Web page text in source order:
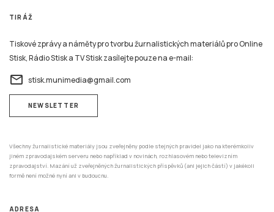
Tiskové zprávy a náměty pro tvorbu žurnalistických materiálů pro Online
email stisk.munimedia@gmail.com
NEWSLETTER
Všechny žurnalistické materiály jsou zveřejněny podle stejných pravidel jako na kterémkoliv
formě není možné nyní ani v budoucnu.
ADRESA
Katedra mediálních studií a žurnalistiky,